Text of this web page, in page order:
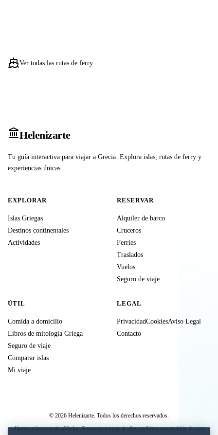
Ver todas las rutas de ferry
Helenizarte
Tu guía interactiva para viajar a Grecia. Explora islas, rutas de ferry y
experiencias únicas.
EXPLORAR
Islas Griegas
Destinos continentales
Actividades
RESERVAR
Alquiler de barco
Cruceros
Ferries
Traslados
Vuelos
Seguro de viaje
ÚTIL
Comida a domicilio
Libros de mitología Griega
Seguro de viaje
Comparar islas
Mi viaje
LEGAL
PrivacidadCookiesAviso Legal
Contacto
© 2026 Helenizarte. Todos los derechos reservados.
Algunos enlaces son de afiliados. Si compras a través de ellos, recibimos una comisión sin coste